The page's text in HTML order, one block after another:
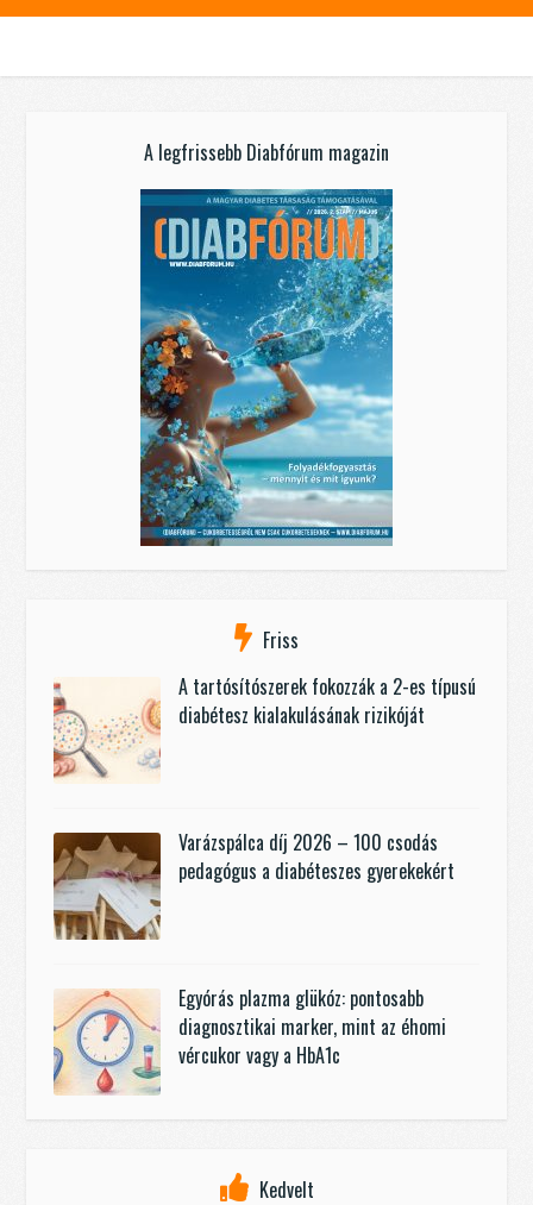
A legfrissebb Diabfórum magazin
Friss
A tartósítószerek fokozzák a 2-es típusú
diabétesz kialakulásának rizikóját
Varázspálca díj 2026 – 100 csodás
pedagógus a diabéteszes gyerekekért
Egyórás plazma glükóz: pontosabb
diagnosztikai marker, mint az éhomi
vércukor vagy a HbA1c
Kedvelt